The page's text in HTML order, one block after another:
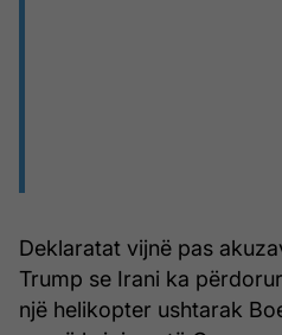
Deklaratat vijnë pas
Trump se Irani ka
një helikopter ushtarak